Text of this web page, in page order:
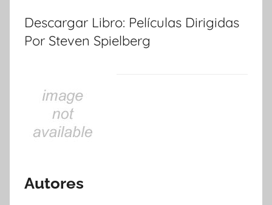
Descargar Libro: Películas Dirigidas
Por Steven Spielberg
Autores